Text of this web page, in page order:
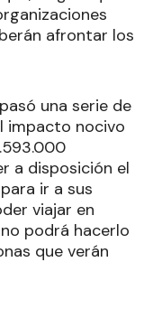
afrontar los
una serie de
impacto nocivo
a disposición el
ir a sus
viajar en
podrá hacerlo
que verán